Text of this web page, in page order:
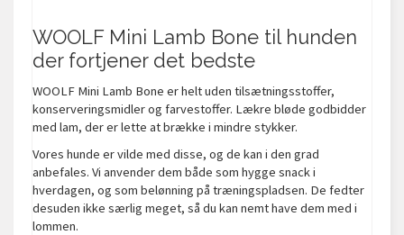
WOOLF Mini Lamb Bone til hunden
der fortjener det bedste
WOOLF Mini Lamb Bone er helt uden tilsætningsstoffer,
konserveringsmidler og farvestoffer. Lækre bløde godbidder
med lam, der er lette at brække i mindre stykker.
Vores hunde er vilde med disse, og de kan i den grad
anbefales. Vi anvender dem både som hygge snack i
hverdagen, og som belønning på træningspladsen. De fedter
desuden ikke særlig meget, så du kan nemt have dem med i
lommen.